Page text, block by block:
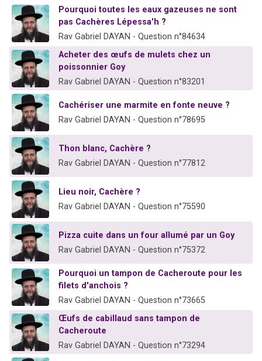
Pourquoi toutes les eaux gazeuses ne sont
pas Cachères Lépessa'h ?
Rav Gabriel DAYAN - Question n°84634
Acheter des œufs de mulets chez un
poissonnier Goy
Rav Gabriel DAYAN - Question n°83201
Cachériser une marmite en fonte neuve ?
Rav Gabriel DAYAN - Question n°78695
Thon blanc, Cachère ?
Rav Gabriel DAYAN - Question n°77812
Lieu noir, Cachère ?
Rav Gabriel DAYAN - Question n°75590
Pizza cuite dans un four allumé par un Goy
Rav Gabriel DAYAN - Question n°75372
Pourquoi un tampon de Cacheroute pour les
filets d'anchois ?
Rav Gabriel DAYAN - Question n°73665
Œufs de cabillaud sans tampon de
Cacheroute
Rav Gabriel DAYAN - Question n°73294